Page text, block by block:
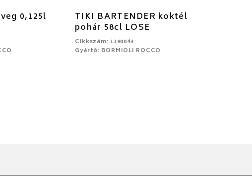
0,125l TIKI BARTENDER koktél
pohár 58cl LOSE
Cikkszám: 1190043
Gyártó: BORMIOLI ROCCO